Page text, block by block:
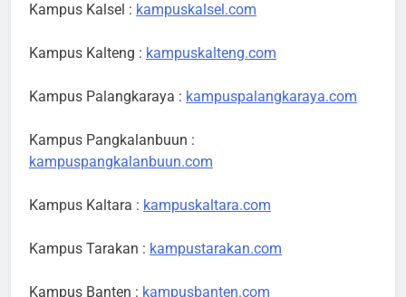
Kampus Kalsel : kampuskalsel.com
Kampus Kalteng : kampuskalteng.com
Kampus Palangkaraya : kampuspalangkaraya.com
Kampus Pangkalanbuun :
kampuspangkalanbuun.com
Kampus Kaltara : kampuskaltara.com
Kampus Tarakan : kampustarakan.com
Kampus Banten : kampusbanten.com